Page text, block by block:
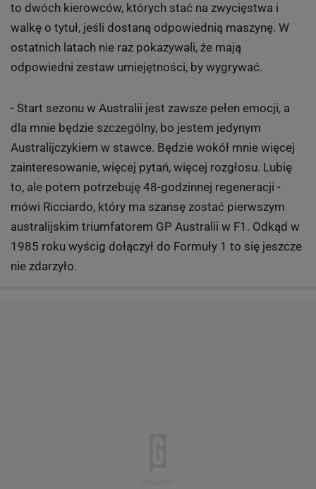
to dwóch kierowców, których stać na zwycięstwa i
walkę o tytuł, jeśli dostaną odpowiednią maszynę. W
ostatnich latach nie raz pokazywali, że mają
odpowiedni zestaw umiejętności, by wygrywać.
- Start sezonu w Australii jest zawsze pełen emocji, a
dla mnie będzie szczególny, bo jestem jedynym
Australijczykiem w stawce. Będzie wokół mnie więcej
zainteresowanie, więcej pytań, więcej rozgłosu. Lubię
to, ale potem potrzebuję 48-godzinnej regeneracji -
mówi Ricciardo, który ma szansę zostać pierwszym
australijskim triumfatorem GP Australii w F1. Odkąd w
1985 roku wyścig dołączył do Formuły 1 to się jeszcze
nie zdarzyło.